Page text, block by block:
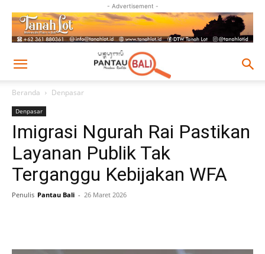
- Advertisement -
Beranda Denpasar
Denpasar
Imigrasi Ngurah Rai Pastikan
Layanan Publik Tak
Terganggu Kebijakan WFA
Penulis Pantau Bali - 26 Maret 2026